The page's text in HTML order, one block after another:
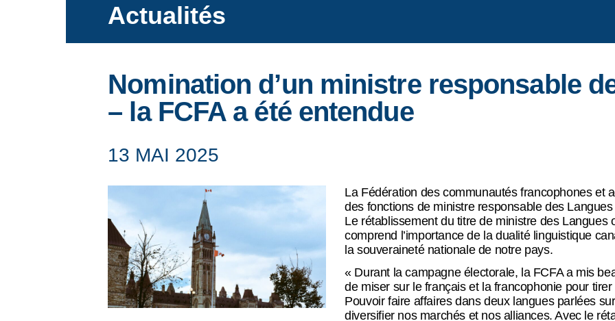
Ce que nous faisons
Actualités
Nomination d’un ministre responsable
– la FCFA a été entendue
13 MAI 2025
La Fédération des communautés francophones et
des fonctions de ministre responsable des
Le rétablissement du titre de ministre des
comprend l’importance de la dualité linguistique
la souveraineté nationale de notre pays.
« Durant la campagne électorale, la FCFA a mis
de miser sur le français et la francophonie pour
Pouvoir faire affaires dans deux langues parlées
diversifier nos marchés et nos alliances. Avec le